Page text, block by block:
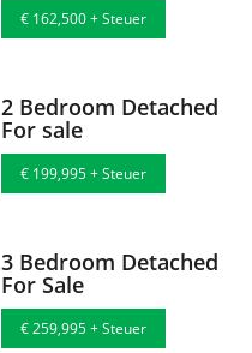
€ 162,500 + Steuer
2 Bedroom Detached
For sale
€ 199,995 + Steuer
3 Bedroom Detached
For Sale
€ 259,995 + Steuer